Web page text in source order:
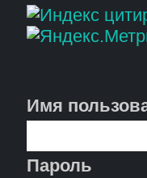
Имя
Пароль